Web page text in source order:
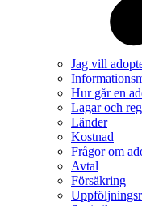
Jag vill
Hur går en
Lagar och
Länder
Kostnad
Frågor om
Avtal
Försäkring